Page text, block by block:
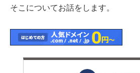
そこについてお話をします。